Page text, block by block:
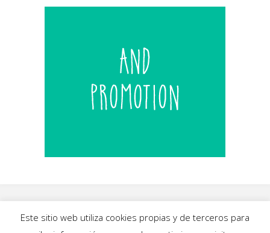
Este sitio web utiliza cookies propias y de terceros para